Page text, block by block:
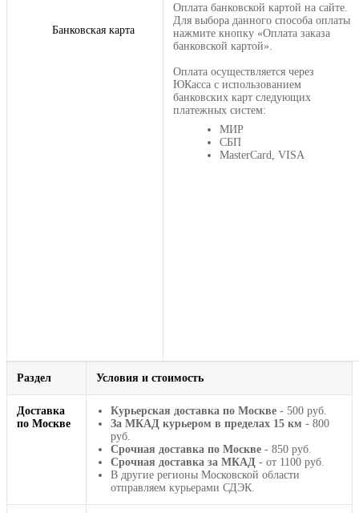
Банковская карта
Оплата банковской картой на сайте.
Для выбора данного способа оплаты
нажмите кнопку «Оплата заказа
банковской картой».
Оплата осуществляется через
ЮКасса с использованием
банковских карт следующих
платежных систем:
МИР
СБП
MasterCard, VISA
Раздел Условия и стоимость
Доставка
по Москве
Курьерская доставка по Москве - 500 руб.
За МКАД курьером в пределах 15 км - 800
руб.
Срочная доставка по Москве - 850 руб.
Срочная доставка за МКАД - от 1100 руб.
В другие регионы Московской области
отправляем курьерами СДЭК.